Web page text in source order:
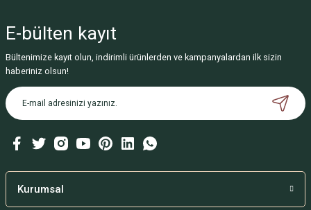
E-bülten kayıt
Bültenimize kayıt olun, indirimli ürünlerden ve kampanyalardan ilk sizin
haberiniz olsun!
Kurumsal